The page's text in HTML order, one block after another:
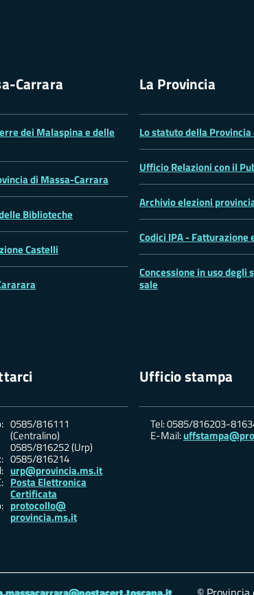
Carrara
dei Malaspina e delle
di Massa-Carrara
Biblioteche
Castelli
La Provincia
Lo statuto della
Ufficio Relazioni con il
Archivio elezioni
Codici IPA -
Concessione in uso degli
sale
0585/816111
(Centralino)
0585/816252 (Urp)
0585/816214
urp@provincia.ms.it
Posta Elettronica
Certificata
protocollo@
provincia.ms.it
Ufficio stampa
Tel: 0585/816203-
E-Mail: